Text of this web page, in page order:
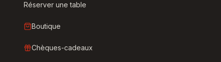
Réserver une table
Boutique
Chèques-cadeaux